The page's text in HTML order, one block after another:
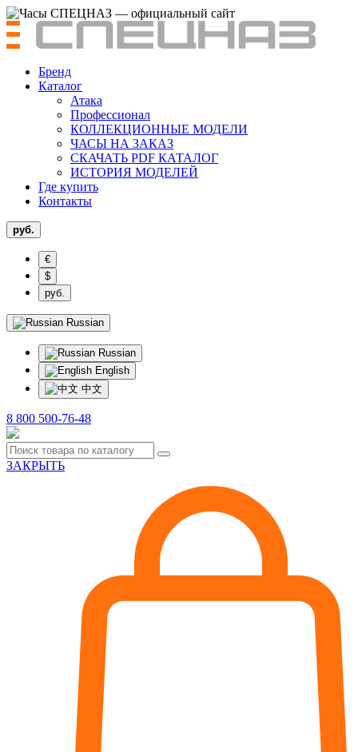
Бренд
Каталог
Атака
Профессионал
КОЛЛЕКЦИОННЫЕ МОДЕЛИ
ЧАСЫ НА ЗАКАЗ
СКАЧАТЬ PDF КАТАЛОГ
ИСТОРИЯ МОДЕЛЕЙ
Где купить
Контакты
руб.
€
$
руб.
Russian
Russian
English
中文
8 800 500-76-48
ЗАКРЫТЬ